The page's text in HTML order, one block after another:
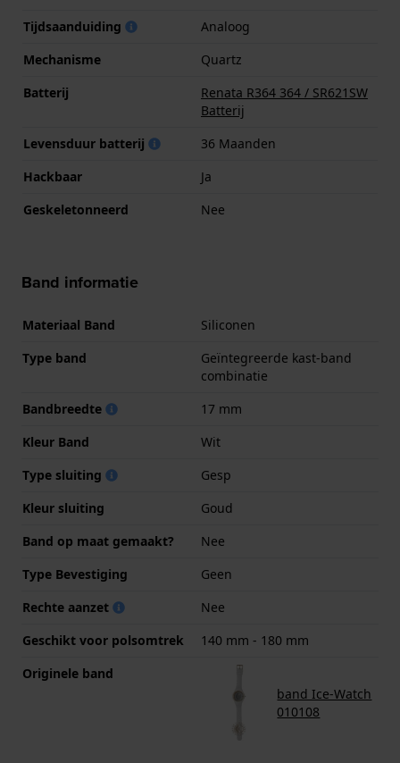
Tijdsaanduiding
Analoog
Mechanisme
Quartz
Batterij
Renata R364 364 / SR621SW
Batterij
Levensduur batterij
36 Maanden
Hackbaar
Ja
Geskeletonneerd
Nee
Band informatie
Materiaal Band
Siliconen
Type band
Geïntegreerde kast-band
combinatie
Bandbreedte
17 mm
Kleur Band
Wit
Type sluiting
Gesp
Kleur sluiting
Goud
Band op maat gemaakt?
Nee
Type Bevestiging
Geen
Rechte aanzet
Nee
Geschikt voor polsomtrek
140 mm - 180 mm
Originele band
band Ice-Watch
010108